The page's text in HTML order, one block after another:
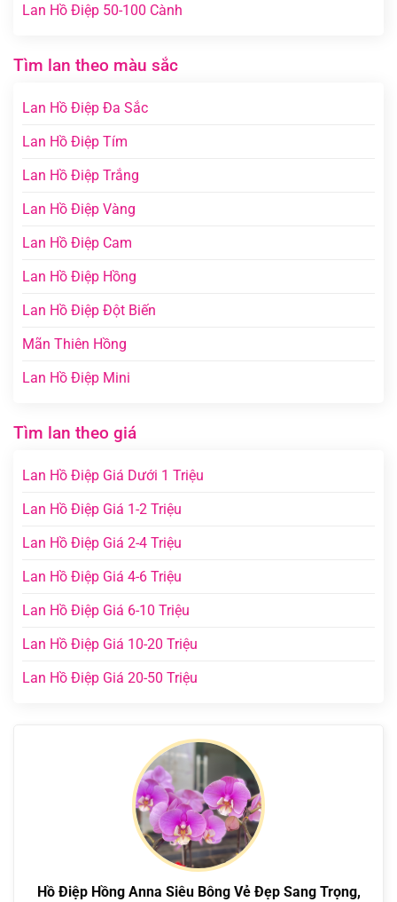
Lan Hồ Điệp 50-100 Cành
Tìm lan theo màu sắc
Lan Hồ Điệp Đa Sắc
Lan Hồ Điệp Tím
Lan Hồ Điệp Trắng
Lan Hồ Điệp Vàng
Lan Hồ Điệp Cam
Lan Hồ Điệp Hồng
Lan Hồ Điệp Đột Biến
Mãn Thiên Hồng
Lan Hồ Điệp Mini
Tìm lan theo giá
Lan Hồ Điệp Giá Dưới 1 Triệu
Lan Hồ Điệp Giá 1-2 Triệu
Lan Hồ Điệp Giá 2-4 Triệu
Lan Hồ Điệp Giá 4-6 Triệu
Lan Hồ Điệp Giá 6-10 Triệu
Lan Hồ Điệp Giá 10-20 Triệu
Lan Hồ Điệp Giá 20-50 Triệu
Hồ Điệp Hồng Anna Siêu Bông Vẻ Đẹp Sang Trọng,